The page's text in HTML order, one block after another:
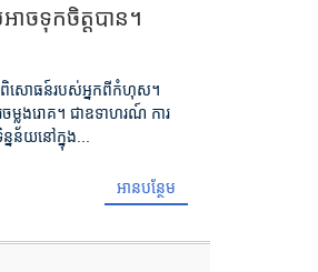
ាច​ទុក​ចិត្ត​បាន។
ារពិសោធន៍របស់អ្នកពីកំហុស។
ម្លងរោគ។ ជាឧទាហរណ៍ ការ
ន័យនៅក្នុង...
អានបន្ថែម